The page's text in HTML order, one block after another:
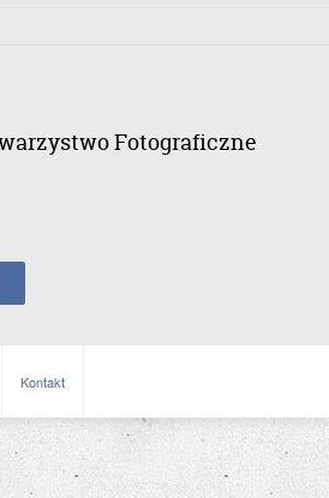
Fotograficzne
Kontakt